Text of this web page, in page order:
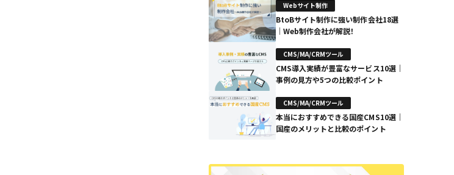
Webサイト制作
BtoBサイト制作に強い制作会社18選
｜Web制作会社が解説！
CMS/MA/CRMツール
CMS導入実績が豊富なサービス10選｜
事例の見方や5つの比較ポイント
CMS/MA/CRMツール
本当におすすめできる国産CMS10選｜
国産のメリットと比較のポイント